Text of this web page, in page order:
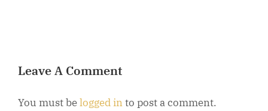
Leave A Comment
You must belogged into post a comment.